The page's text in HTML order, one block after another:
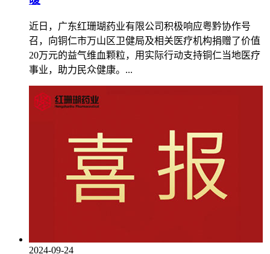
近日，广东红珊瑚药业有限公司积极响应粤黔协作号
召，向铜仁市万山区卫健局及相关医疗机构捐赠了价值
20万元的益气维血颗粒，用实际行动支持铜仁当地医疗
事业，助力民众健康。...
2024-09-24